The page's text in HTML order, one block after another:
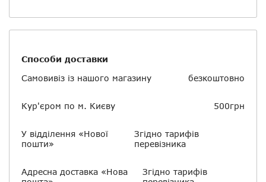
Способи доставки
Самовивіз із нашого магазину
безкоштовно
Кур'єром по м. Києву 500грн
У відділення «Нової
пошти»
Згідно тарифів
перевізника
Адресна доставка «Нова
Згідно тарифів